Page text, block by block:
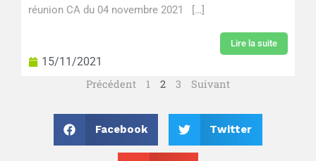
réunion CA du 04 novembre 2021 […]
Lire la suite
15/11/2021
Précédent
1 2 3 Suivant
Facebook Twitter